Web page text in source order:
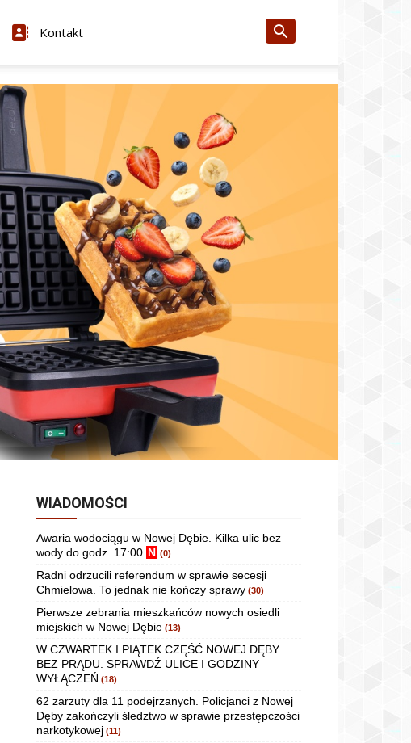
Kontakt
WIADOMOŚCI
Awaria wodociągu w Nowej Dębie. Kilka ulic bez
wody do godz. 17:00 N (0)
Radni odrzucili referendum w sprawie secesji
Chmielowa. To jednak nie kończy sprawy (30)
Pierwsze zebrania mieszkańców nowych osiedli
miejskich w Nowej Dębie (13)
W CZWARTEK I PIĄTEK CZĘŚĆ NOWEJ DĘBY
BEZ PRĄDU. SPRAWDŹ ULICE I GODZINY
WYŁĄCZEŃ (18)
62 zarzuty dla 11 podejrzanych. Policjanci z Nowej
Dęby zakończyli śledztwo w sprawie przestępczości
narkotykowej (11)